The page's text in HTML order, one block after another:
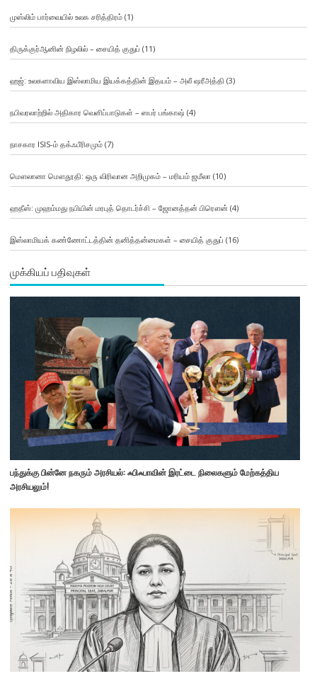
முஸ்லிம் பார்வையில் உலக சரித்திரம்(1)
திருக்குர்ஆனின் நிழலில் – சையித் குதுப் (11)
ஹஜ்: உலகளாவிய இஸ்லாமிய இயக்கத்தின் இதயம் – அலீ ஷரீஅத்தி (3)
நபிவரலாற்றில் அதிகார வெளிப்பாடுகள் – ஸபர் பங்காஷ் (4)
நாசகார ISIS-ம் தக்ஃபீரிசமும்(7)
மௌலானா மௌதூதி: ஒரு விரிவான அறிமுகம் – மரியம் ஜமீலா (10)
ஹதீஸ்: முஹம்மது நபியின் மரபுத் தொடர்ச்சி – ஜோனத்தன் பிரௌன் (4)
இஸ்லாமியக் கண்ணோட்டத்தின் தனித்தன்மைகள் – சையித் குதுப் (16)
முக்கியப் பதிவுகள்
பந்துக்கு பின்னே நகரும் அரசியல்: ஃபிஃபாவின் இரட்டை நிலைகளும் மேற்கத்திய
அரசியலும்!